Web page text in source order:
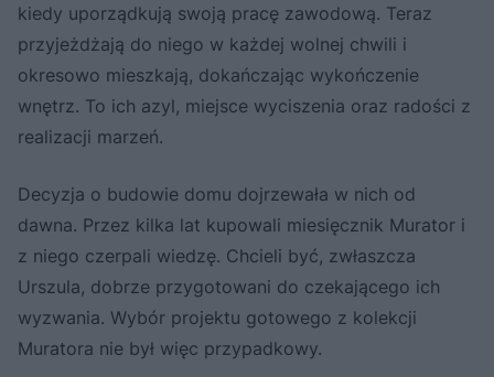
kiedy uporządkują swoją pracę zawodową. Teraz
przyjeżdżają do niego w każdej wolnej chwili i
okresowo mieszkają, dokańczając wykończenie
wnętrz. To ich azyl, miejsce wyciszenia oraz radości z
realizacji marzeń.
Decyzja o budowie domu dojrzewała w nich od
dawna. Przez kilka lat kupowali miesięcznik Murator i
z niego czerpali wiedzę. Chcieli być, zwłaszcza
Urszula, dobrze przygotowani do czekającego ich
wyzwania. Wybór projektu gotowego z kolekcji
Muratora nie był więc przypadkowy.